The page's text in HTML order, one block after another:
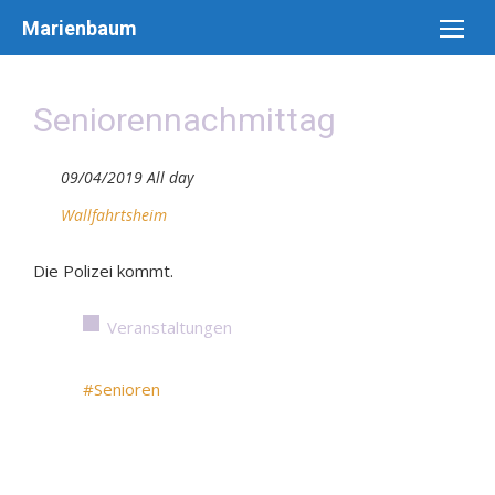
Marienbaum
Seniorennachmittag
09/04/2019 All day
Wallfahrtsheim
Die Polizei kommt.
Veranstaltungen
#Senioren